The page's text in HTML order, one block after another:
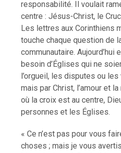
responsabilité. Il voulait
centre : Jésus-Christ, le
Les lettres aux Corinthiens
touche chaque question de
communautaire. Aujourd’hui
besoin d’Églises qui ne
l’orgueil, les disputes ou
mais par Christ, l’amour et
où la croix est au centre,
personnes et les Églises.
« Ce n’est pas pour vous
choses ; mais je vous